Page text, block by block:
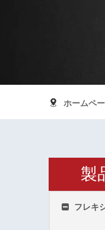
ホームペ
製
フレキ